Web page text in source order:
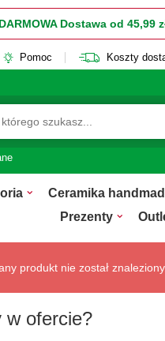
DARMOWA Dostawa od 45,99
Pomoc Koszty
Ceramika
Prezenty
produkt nie został
w ofercie?